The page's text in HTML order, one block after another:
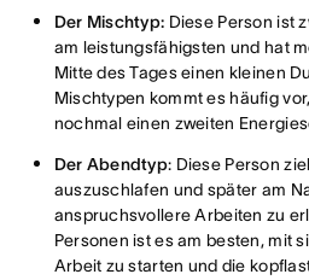
Der Mischtyp: Diese Person ist
am leistungsfähigsten und hat
Mitte des Tages einen kleinen
Mischtypen kommt es häufig
nochmal einen zweiten
Der Abendtyp: Diese Person
auszuschlafen und später am
anspruchsvollere Arbeiten zu
Personen ist es am besten, mit
Arbeit zu starten und die